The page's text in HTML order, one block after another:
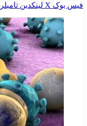
فیس بوک X لینکدین ‫تامبلر